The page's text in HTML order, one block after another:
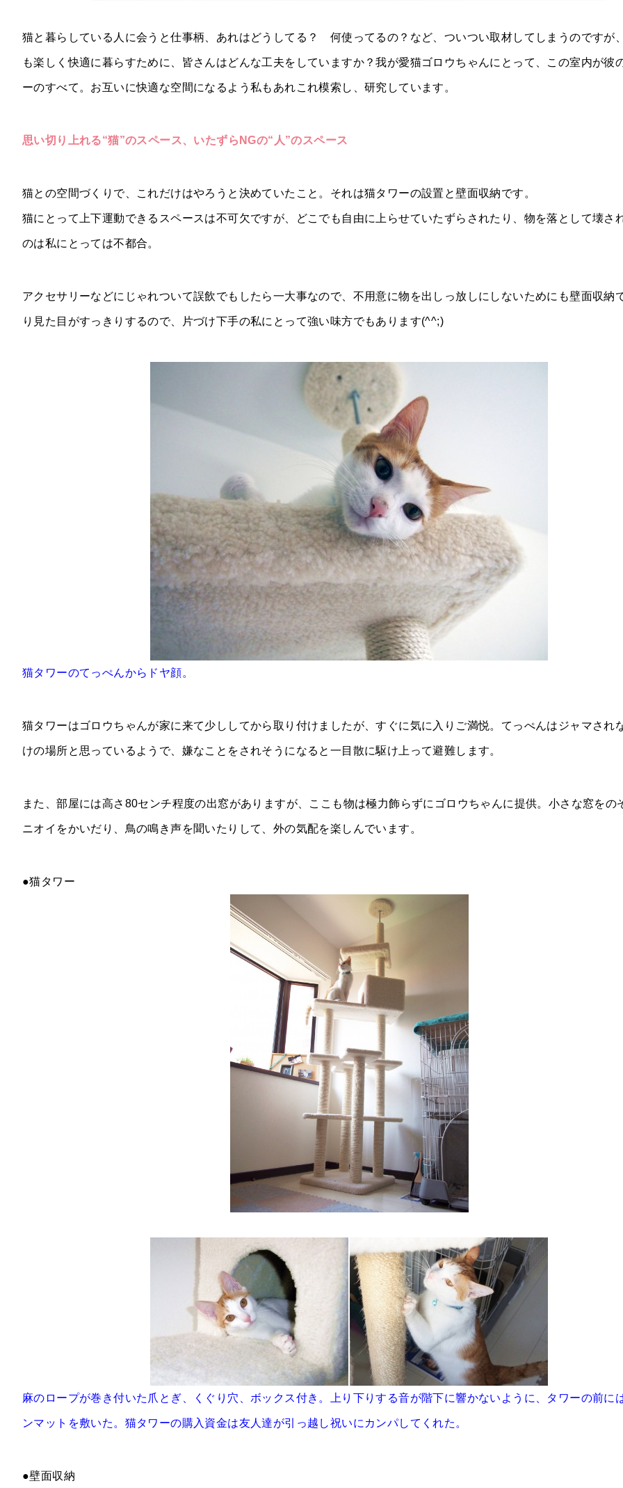
猫と暮らしている人に会うと仕事柄、あれはどうしてる？ 何使ってるの？など、ついつい取材してしまうのですが
も楽しく快適に暮らすために、皆さんはどんな工夫をしていますか？我が愛猫ゴロウちゃんにとって、この室内が彼
ーのすべて。お互いに快適な空間になるよう私もあれこれ模索し、研究しています。
思い切り上れる“猫”のスペース、いたずらNGの“人”のスペース
猫との空間づくりで、これだけはやろうと決めていたこと。それは猫タワーの設置と壁面収納です。
猫にとって上下運動できるスペースは不可欠ですが、どこでも自由に上らせていたずらされたり、物を落として壊さ
のは私にとっては不都合。
アクセサリーなどにじゃれついて誤飲でもしたら一大事なので、不用意に物を出しっ放しにしないためにも壁面収納
り見た目がすっきりするので、片づけ下手の私にとって強い味方でもあります(^^;)
猫タワーのてっぺんからドヤ顔。
猫タワーはゴロウちゃんが家に来て少ししてから取り付けましたが、すぐに気に入りご満悦。てっぺんはジャマされ
けの場所と思っているようで、嫌なことをされそうになると一目散に駆け上って避難します。
また、部屋には高さ80センチ程度の出窓がありますが、ここも物は極力飾らずにゴロウちゃんに提供。小さな窓をの
ニオイをかいだり、鳥の鳴き声を聞いたりして、外の気配を楽しんでいます。
●猫タワー
麻のロープが巻き付いた爪とぎ、くぐり穴、ボックス付き。上り下りする音が階下に響かないように、タワーの前に
ンマットを敷いた。猫タワーの購入資金は友人達が引っ越し祝いにカンパしてくれた。
●壁面収納